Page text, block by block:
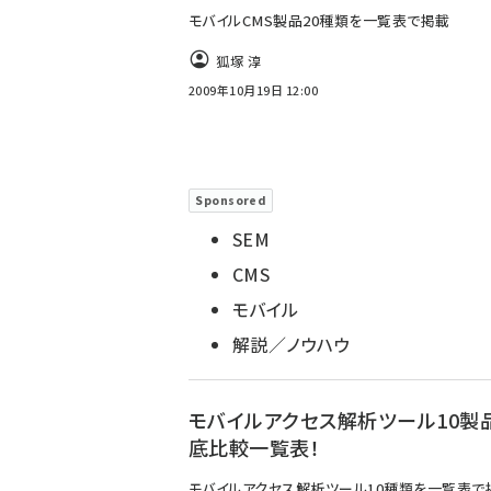
モバイルCMS製品20種類を一覧表で掲載
狐塚 淳
2009年10月19日 12:00
Sponsored
SEM
CMS
モバイル
解説／ノウハウ
モバイルアクセス解析ツール10製
底比較一覧表！